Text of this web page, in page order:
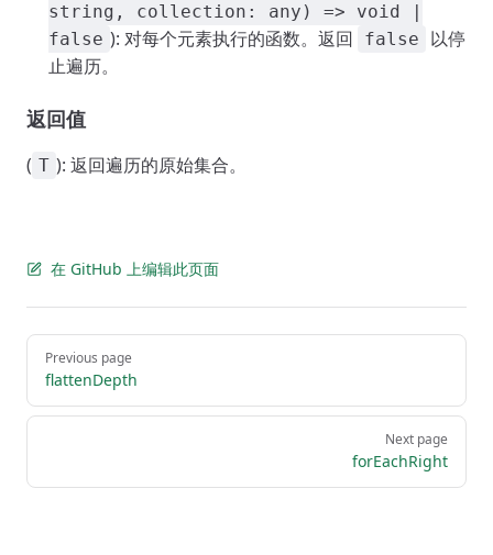
string, collection: any) => void |
false ): 对每个元素执行的函数。返回 false
以停
止遍历。
返回值
( T ): 返回遍历的原始集合。
在 GitHub 上编辑此页面
Pager
Previous page
flattenDepth
Next page
forEachRight